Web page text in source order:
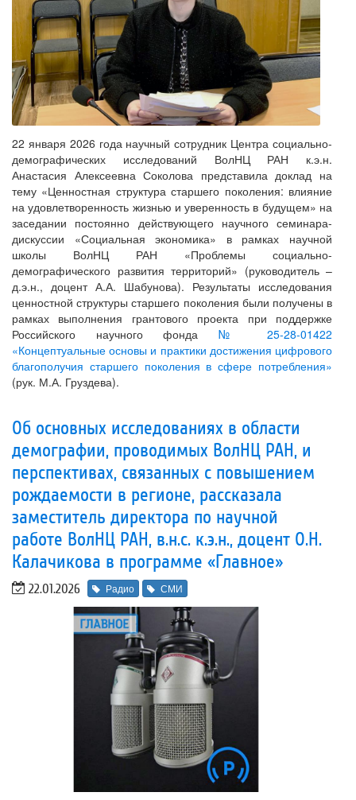
22 января 2026 года научный сотрудник Центра социально-
демографических исследований ВолНЦ РАН к.э.н.
Анастасия Алексеевна Соколова представила доклад на
тему «Ценностная структура старшего поколения: влияние
на удовлетворенность жизнью и уверенность в будущем» на
заседании постоянно действующего научного семинара-
дискуссии «Социальная экономика» в рамках научной
школы ВолНЦ РАН «Проблемы социально-
демографического развития территорий» (руководитель –
д.э.н., доцент А.А. Шабунова). Результаты исследования
ценностной структуры старшего поколения были получены в
рамках выполнения грантового проекта при поддержке
Российского научного фонда № 25-28-01422
«Концептуальные основы и практики достижения цифрового
благополучия старшего поколения в сфере потребления»
(рук. М.А. Груздева).
Об основных исследованиях в области
демографии, проводимых ВолНЦ РАН, и
перспективах, связанных с повышением
рождаемости в регионе, рассказала
заместитель директора по научной
работе ВолНЦ РАН, в.н.с. к.э.н., доцент О.Н.
Калачикова в программе «Главное»
22.01.2026 Радио СМИ